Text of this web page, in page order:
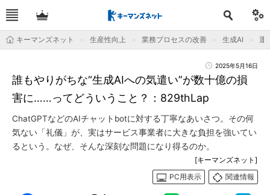
キーマンズネット 生産性向上 業務プロセスの改善 生成AI 運
2025年5月16日
誰もやりがちな“生成AIへの気遣い”が数十億の損
害に……ってどういうこと？：829thLap
ChatGPTなどのAIチャットbotに対する丁寧なあいさつ。その何
気ない「礼儀」が、実はサービス事業者に大きな負担を強いてい
るという。なぜ、そんな深刻な問題になり得るのか。
[キーマンズネット]
PC用表示
関連情報